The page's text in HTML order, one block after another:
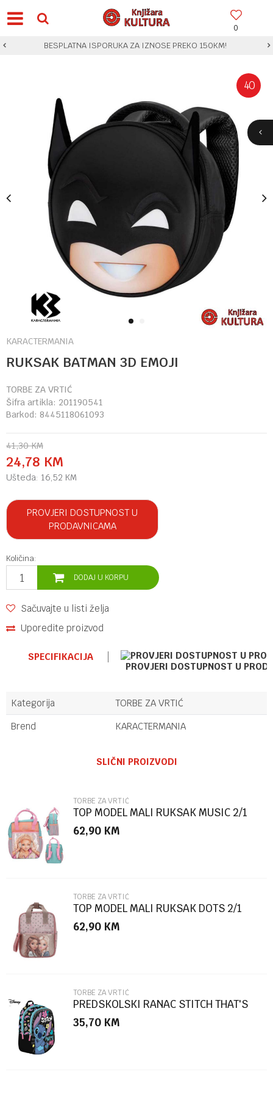
0
BESPLATNA ISPORUKA ZA IZNOSE PREKO 150KM!
1
40
KARACTERMANIA
RUKSAK BATMAN 3D EMOJI
TORBE ZA VRTIĆ
Šifra artikla: 201190541
Barkod: 8445118061093
41,30 KM
24,78 KM
Ušteda: 16,52 KM
PROVJERI DOSTUPNOST U
PRODAVNICAMA
Količina:
DODAJ U KORPU
Sačuvajte u listi želja
Uporedite proizvod
SPECIFIKACIJA
PROVJERI DOSTUPNOST U
Kategorija
TORBE ZA VRTIĆ
Brend
KARACTERMANIA
Poruka
POŠALJI
SLIČNI PROIZVODI
TORBE ZA VRTIĆ
TOP MODEL MALI RUKSAK MUSIC 2/1
62,90 KM
TORBE ZA VRTIĆ
TOP MODEL MALI RUKSAK DOTS 2/1
62,90 KM
TORBE ZA VRTIĆ
PREDSKOLSKI RANAC STITCH THAT'S
ME 30*23*12CM 96435
35,70 KM